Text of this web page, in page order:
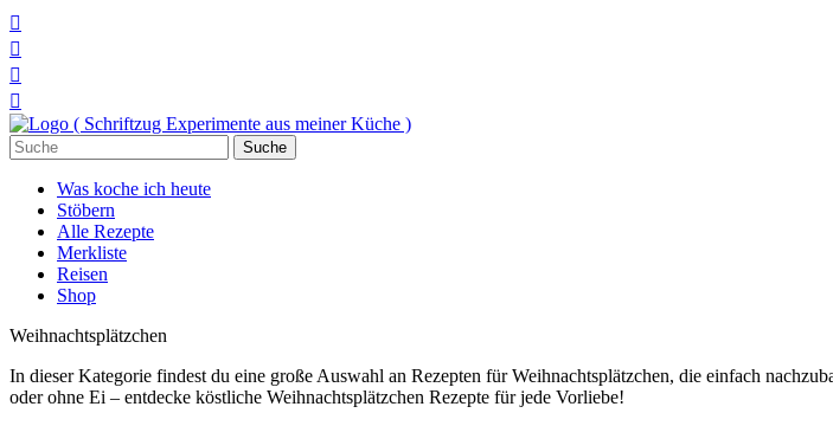




Suchen
nach:
Was koche ich heute
Stöbern
Alle Rezepte
Merkliste
Reisen
Shop
Weihnachtsplätzchen
In dieser Kategorie findest du eine große Auswahl an Rezepten für Weihnachtsplätzchen, die einfach
oder ohne Ei – entdecke köstliche Weihnachtsplätzchen Rezepte für jede Vorliebe!